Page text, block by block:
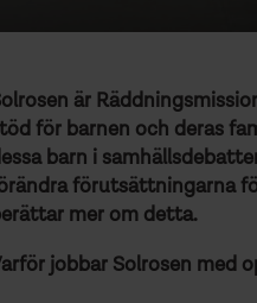
är
för barnen och deras
barn i
förutsättningarna
mer om detta.
jobbar Solrosen med